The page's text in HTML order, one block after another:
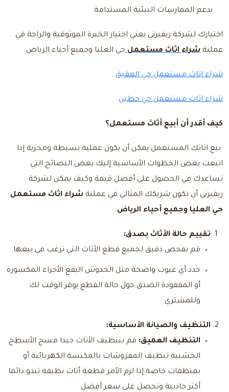
يدعم الممارسات البيئية المستدامة
اختيارك لشركة ريفيرني يعني اختيار الخبرة الموثوقية والراحة في
عملية شراء اثاث مستعملحي العليا وجميع أحياء الرياض
شراء اثاث مستعمل حي العقيق
شراء اثاث مستعمل حي حطين
كيف أقدر أن أبيع أثاث مستعمل؟
بيع اثاثك المستعمل يمكن أن يكون عملية بسيطة ومجزية إذا
اتبعت بعض الخطوات الأساسية إليك بعض النصائح التي
تساعدك في الحصول على أفضل قيمة وكيف يمكن لشركة
ريفيرني أن تكون شريكك المثالي في عملية شراء اثاث مستعمل
حي العليا وجميع أحياء الرياض:
تقييم حالة الأثاث بصدق:
قم بفحص دقيق لجميع قطع الأثاث التي ترغب في بيعها
حدد أي عيوب واضحة مثل الخدوش البقع الأجزاء المكسورة
أو المفقودة الصدق حول حالة القطع يوفر الوقت لك
وللمشتري
التنظيف والصيانة الأساسية:
التنظيف العميق: قم بتنظيف الأثاث جيدا مسح الأسطح
الخشبية تنظيف المفروشات بالمكنسة الكهربائية أو
بمنظفات خاصة إذا لزم الأمر قطعة أثاث نظيفة تبدو دائما
أكثر جاذبية وتحصل على سعر أفضل